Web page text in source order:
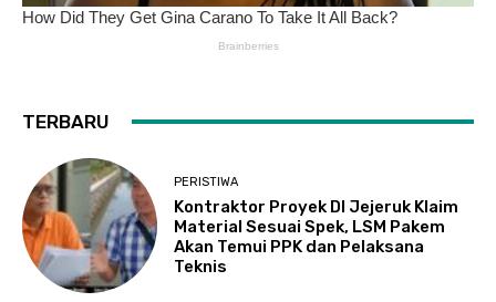
TERBARU
PERISTIWA
Kontraktor Proyek DI Jejeruk Klaim
Material Sesuai Spek, LSM Pakem
Akan Temui PPK dan Pelaksana
Teknis